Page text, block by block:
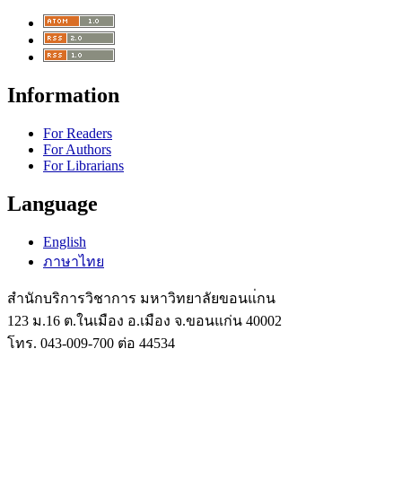
Information
For Readers
For Authors
For Librarians
Language
English
ภาษาไทย
สำนักบริการวิชาการ มหาวิทยาลัยขอนแ่กน
123 ม.16 ต.ในเมือง อ.เมือง จ.ขอนแก่น 40002
โทร. 043-009-700 ต่อ 44534